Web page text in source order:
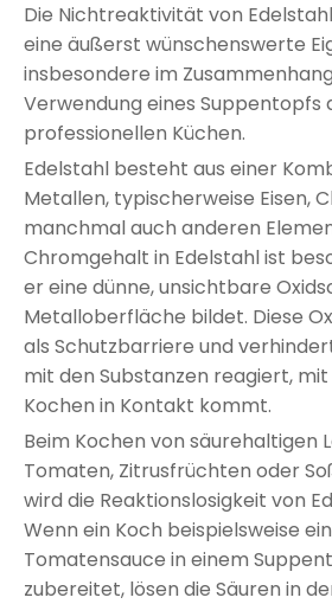
Die Nichtreaktivität von
eine äußerst wünschenswerte
insbesondere im
Verwendung eines Suppentopfs
professionellen Küchen.
Edelstahl besteht aus einer
Metallen, typischerweise Eisen,
manchmal auch anderen
Chromgehalt in Edelstahl ist
er eine dünne, unsichtbare
Metalloberfläche bildet. Diese
als Schutzbarriere und
mit den Substanzen reagiert,
Kochen in Kontakt kommt.
Beim Kochen von säurehaltigen
Tomaten, Zitrusfrüchten oder
wird die Reaktionslosigkeit von
Wenn ein Koch beispielsweise
Tomatensauce in einem
zubereitet, lösen die Säuren in